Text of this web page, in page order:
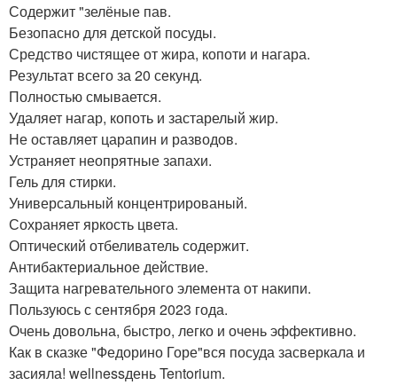
Содержит "зелёные пав.
Безопасно для детской посуды.
Средство чистящее от жира, копоти и нагара.
Результат всего за 20 секунд.
Полностью смывается.
Удаляет нагар, копоть и застарелый жир.
Не оставляет царапин и разводов.
Устраняет неопрятные запахи.
Гель для стирки.
Универсальный концентрированый.
Сохраняет яркость цвета.
Оптический отбеливатель содержит.
Антибактериальное действие.
Защита нагревательного элемента от накипи.
Пользуюсь с сентября 2023 года.
Очень довольна, быстро, легко и очень эффективно.
Как в сказке "Федорино Горе"вся посуда засверкала и
засияла! wellnessдень Tentorium.